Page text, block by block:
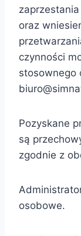
oraz
czynności
stosownego
Pozyskane
są
zgodnie z
osobowe.